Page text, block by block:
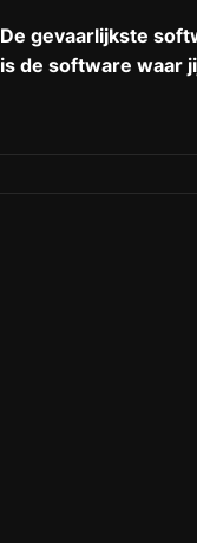
De gevaarlijkste
is de software waar